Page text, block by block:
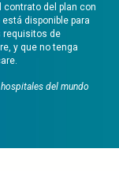
contrato del plan con
disponible para
requisitos de
y que no tenga
del mundo